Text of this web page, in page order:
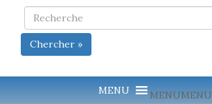
Chercher »
MENUMENU